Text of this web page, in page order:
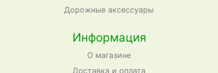
Дорожные аксессуары
Информация
О магазине
Доставка и оплата